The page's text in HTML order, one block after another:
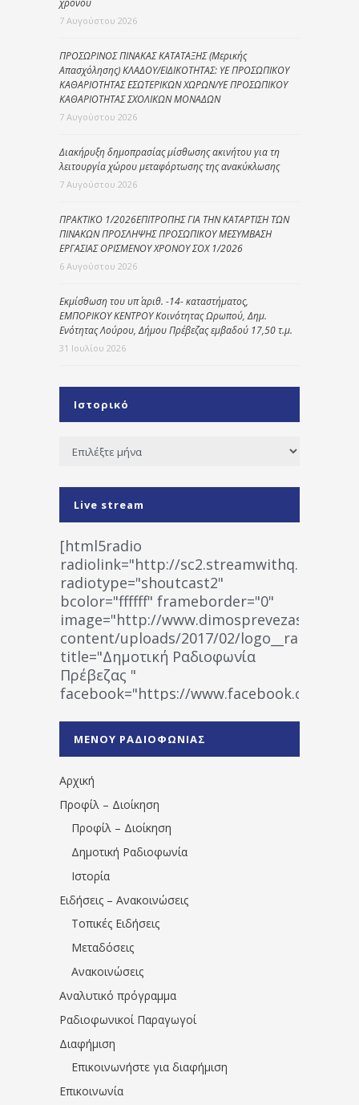
7 Αυγούστου 2026
ΠΡΟΣΩΡΙΝΟΣ ΠΙΝΑΚΑΣ ΚΑΤΑΤΑΞΗΣ (Μερικής
Απασχόλησης) ΚΛΑΔΟΥ/ΕΙΔΙΚΟΤΗΤΑΣ: ΥΕ ΠΡΟΣΩΠΙΚΟΥ
ΚΑΘΑΡΙΟΤΗΤΑΣ ΕΣΩΤΕΡΙΚΩΝ ΧΩΡΩΝ/ΥΕ ΠΡΟΣΩΠΙΚΟΥ
ΚΑΘΑΡΙΟΤΗΤΑΣ ΣΧΟΛΙΚΩΝ ΜΟΝΑΔΩΝ
7 Αυγούστου 2026
Διακήρυξη δημοπρασίας μίσθωσης ακινήτου για τη
λειτουργία χώρου μεταφόρτωσης της ανακύκλωσης
7 Αυγούστου 2026
ΠΡΑΚΤΙΚΟ 1/2026ΕΠΙΤΡΟΠΗΣ ΓΙΑ ΤΗΝ ΚΑΤΑΡΤΙΣΗ ΤΩΝ
ΠΙΝΑΚΩΝ ΠΡΟΣΛΗΨΗΣ ΠΡΟΣΩΠΙΚΟΥ ΜΕΣΥΜΒΑΣΗ
ΕΡΓΑΣΙΑΣ ΟΡΙΣΜΕΝΟΥ ΧΡΟΝΟΥ ΣΟΧ 1/2026
6 Αυγούστου 2026
Εκμίσθωση του υπ΄ αριθ. -14- καταστήματος,
ΕΜΠΟΡΙΚΟΥ ΚΕΝΤΡΟΥ Κοινότητας Ωρωπού, Δημ.
Ενότητας Λούρου, Δήμου Πρέβεζας εμβαδού 17,50 τ.μ.
31 Ιουλίου 2026
Ιστορικό
Ιστορικό
Live stream
[html5radio
radiolink="http://
radiotype="shoutcast2"
bcolor="ffffff" frameborder="0"
image="http://www.dimosprevezas.gr/wp-
content/uploads/2017/02/
title="Δημοτική Ραδιοφωνία
Πρέβεζας "
facebook="https://www.facebook.com/
1531194763766854/" artist="" ]
ΜΕΝΟΥ ΡΑΔΙΟΦΩΝΙΑΣ
Αρχική
Προφίλ – Διοίκηση
Προφίλ – Διοίκηση
Δημοτική Ραδιοφωνία
Ιστορία
Ειδήσεις – Ανακοινώσεις
Τοπικές Ειδήσεις
Μεταδόσεις
Ανακοινώσεις
Αναλυτικό πρόγραμμα
Ραδιοφωνικοί Παραγωγοί
Διαφήμιση
Επικοινωνήστε για διαφήμιση
Επικοινωνία